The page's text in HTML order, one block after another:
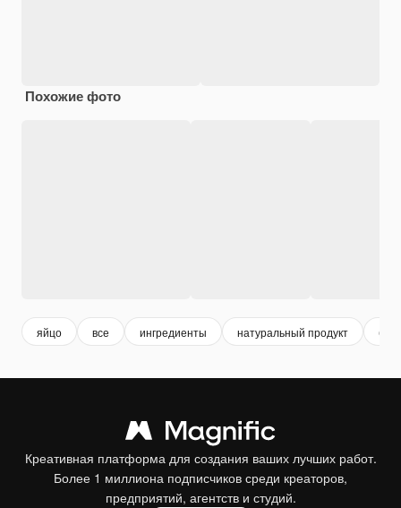
Похожие фото
яйцо все ингредиенты натуральный продукт био
Креативная платформа для создания ваших лучших работ.
Более 1 миллиона подписчиков среди креаторов,
предприятий, агентств и студий.